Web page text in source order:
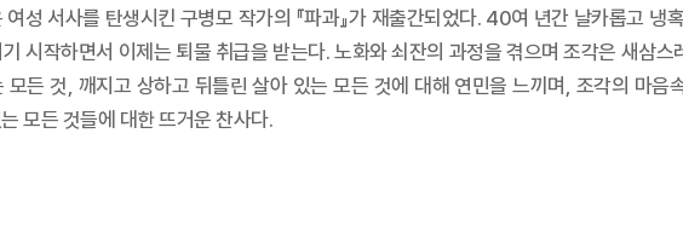
성 서사를 탄생시킨 구병모 작가의 『파과』가 재출간되었다. 40여 년간 날카롭고
시작하면서 이제는 퇴물 취급을 받는다. 노화와 쇠잔의 과정을 겪으며 조각은 새삼스
든 것, 깨지고 상하고 뒤틀린 살아 있는 모든 것에 대해 연민을 느끼며, 조각의 마
는 모든 것들에 대한 뜨거운 찬사다.